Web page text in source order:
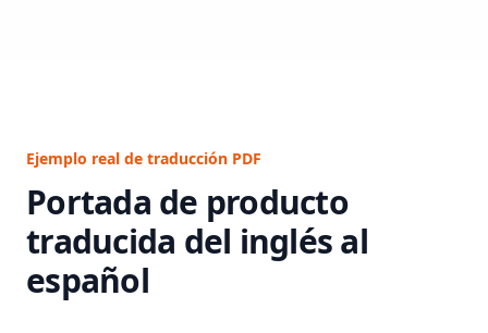
Ejemplo real de traducción PDF
Portada de producto
traducida del inglés al
español